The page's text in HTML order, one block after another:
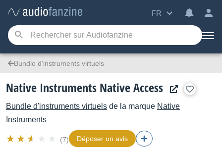
FR
Bundle d'instruments virtuels
Native Instruments Native Access
Bundle d'instruments virtuels de la marque Native
Instruments
(7) Déposer un avis